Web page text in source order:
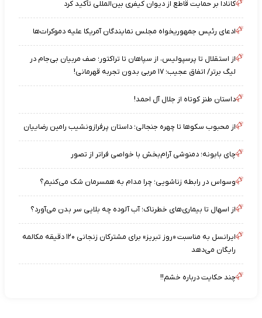
کانادا بر حمایت قاطع از دیوان کیفری بین‌المللی تأکید کرد
ادعای رئیس جمهوریخواه مجلس نمایندگان آمریکا علیه دموکرات‌ها
از استقلال تا پرسپولیس، از سپاهان تا تراکتور؛ صف مربیان بی‌جام در
لیگ برتر/ اتفاق عجیب؛ ۱۷ مربی بدون تجربه قهرمانی!
داستان طنز کوتاه از جلال آل احمد!
از محبوب سکوها تا چهره جنجالی؛ داستان پرفرازونشیب رامین رضاییان
چای بابونه؛ دمنوشی آرام‌بخش با خواصی فراتر از تصور
وسواس در رابطه زناشویی؛ چرا مدام به همسرمان شک می‌کنیم؟
از اسهال تا بیماری‌های خطرناک؛ آب آلوده چه بلایی سر بدن می‌آورد؟
ایرانسل به مناسبت «روز تبریز» برای مشترکان زنجانی ۱۲۰ دقیقه مکالمه
رایگان می‌دهد
چند حکایت درباره خشم!!